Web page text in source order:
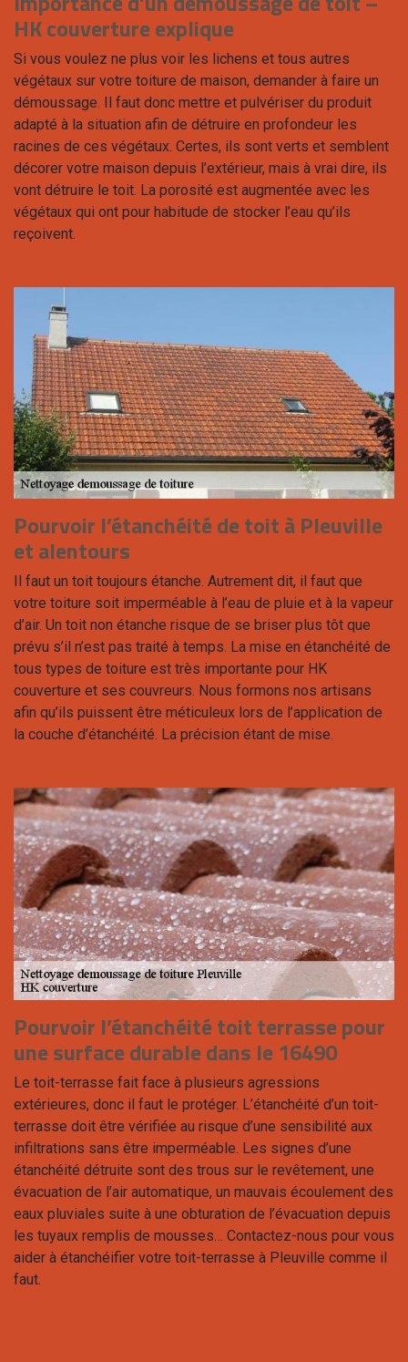
HK couverture explique
Si vous voulez ne plus voir les lichens et tous autres
végétaux sur votre toiture de maison, demander à faire un
démoussage. Il faut donc mettre et pulvériser du produit
adapté à la situation afin de détruire en profondeur les
racines de ces végétaux. Certes, ils sont verts et semblent
décorer votre maison depuis l’extérieur, mais à vrai dire, ils
vont détruire le toit. La porosité est augmentée avec les
végétaux qui ont pour habitude de stocker l’eau qu’ils
reçoivent.
Pourvoir l’étanchéité de toit à Pleuville
et alentours
Il faut un toit toujours étanche. Autrement dit, il faut que
votre toiture soit imperméable à l’eau de pluie et à la vapeur
d’air. Un toit non étanche risque de se briser plus tôt que
prévu s’il n’est pas traité à temps. La mise en étanchéité de
tous types de toiture est très importante pour HK
couverture et ses couvreurs. Nous formons nos artisans
afin qu’ils puissent être méticuleux lors de l’application de
la couche d’étanchéité. La précision étant de mise.
Pourvoir l’étanchéité toit terrasse pour
une surface durable dans le 16490
Le toit-terrasse fait face à plusieurs agressions
extérieures, donc il faut le protéger. L’étanchéité d’un toit-
terrasse doit être vérifiée au risque d’une sensibilité aux
infiltrations sans être imperméable. Les signes d’une
étanchéité détruite sont des trous sur le revêtement, une
évacuation de l’air automatique, un mauvais écoulement des
eaux pluviales suite à une obturation de l’évacuation depuis
les tuyaux remplis de mousses… Contactez-nous pour vous
aider à étanchéifier votre toit-terrasse à Pleuville comme il
faut.